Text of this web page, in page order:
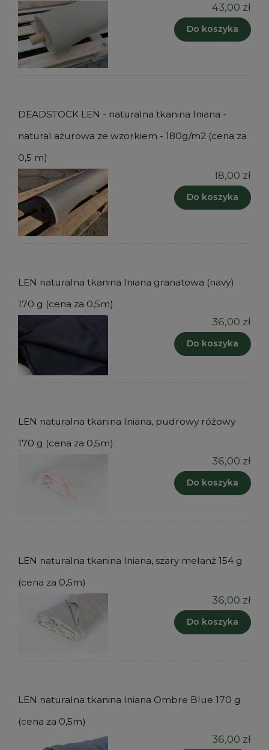
43,00 zł
Do koszyka
DEADSTOCK LEN - naturalna tkanina lniana -
natural ażurowa ze wzorkiem - 180g/m2 (cena za
0,5 m)
18,00 zł
Do koszyka
LEN naturalna tkanina lniana granatowa (navy)
170 g (cena za 0,5m)
36,00 zł
Do koszyka
LEN naturalna tkanina lniana, pudrowy różowy
170 g (cena za 0,5m)
36,00 zł
Do koszyka
LEN naturalna tkanina lniana, szary melanż 154 g
(cena za 0,5m)
36,00 zł
Do koszyka
LEN naturalna tkanina lniana Ombre Blue 170 g
(cena za 0,5m)
36,00 zł